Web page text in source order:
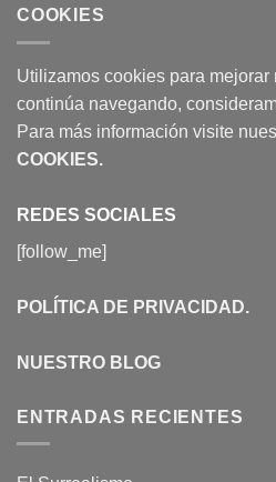
COOKIES
Utilizamos cookies para mejorar
continúa navegando,
Para más información visite
COOKIES.
REDES SOCIALES
[follow_me]
POLÍTICA DE PRIVACIDAD.
NUESTRO BLOG
ENTRADAS RECIENTES